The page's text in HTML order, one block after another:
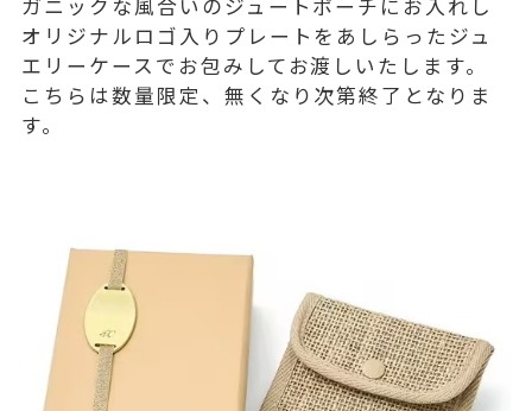
ガニックな風合いのジュートポーチにお入れし
オリジナルロゴ入りプレートをあしらったジュ
エリーケースでお包みしてお渡しいたします。
こちらは数量限定、無くなり次第終了となりま
す。